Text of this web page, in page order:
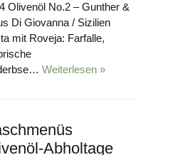
Olivenöl No.2 – Gunther &
Di Giovanna / Sizilien
mit Roveja: Farfalle,
Weiterlesen »
Abholtage